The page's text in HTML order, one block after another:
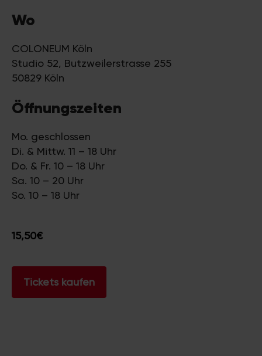
Wo
COLONEUM Köln
Studio 52, Butzweilerstrasse 255
50829 Köln
Öffnungszeiten
Mo. geschlossen
Di. & Mittw. 11 – 18 Uhr
Do. & Fr. 10 – 18 Uhr
Sa. 10 – 20 Uhr
So. 10 – 18 Uhr
15,50€
Tickets kaufen